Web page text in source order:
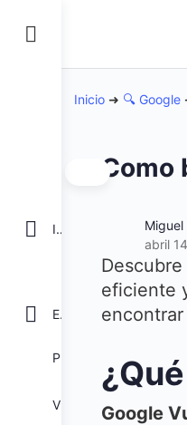
INICIO
EXCEL
VBA para Macros
Inicio ➜ 🔍 Google
Como
Miguel
abril
eficiente
Google